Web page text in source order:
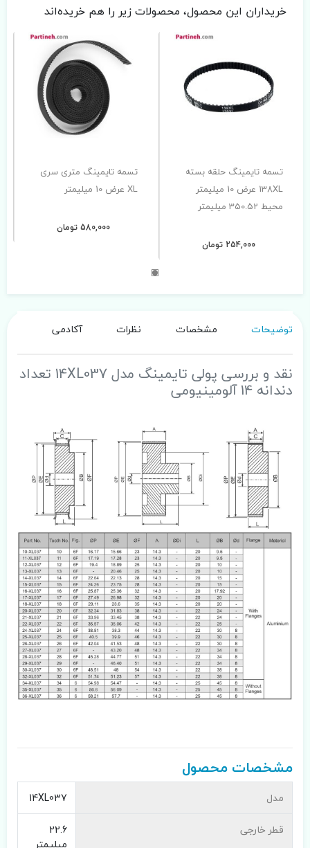
خریداران این محصول، محصولات زیر را هم خریده‌اند
تسمه تایمینگ حلقه بسته
138XL عرض 10 میلیمتر
محیط 350.52 میلیمتر
254,000 تومان
تسمه تایمینگ متری سری
XL عرض 10 میلیمتر
580,000 تومان
توضیحات مشخصات نظرات آکادمی
نقد و بررسی پولی تایمینگ مدل 14XL037 تعداد
دندانه 14 آلومینیومی
مشخصات محصول
مدل
14XL037
قطر خارجی
22.6
میلیمتر